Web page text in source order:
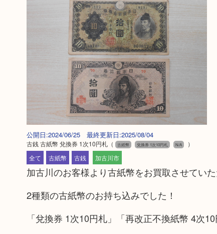
公開日:2024/06/25 最終更新日:2025/08/04
古銭 古紙幣 兌換券 1次10円札（ 古紙幣 兌換券 1次10円札 N/A
）
全て
古紙幣 古銭 加古川市
加古川のお客様より古紙幣をお買取させていた
2種類の古紙幣のお持ち込みでした！
「兌換券 1次10円札」「再改正不換紙幣 4次